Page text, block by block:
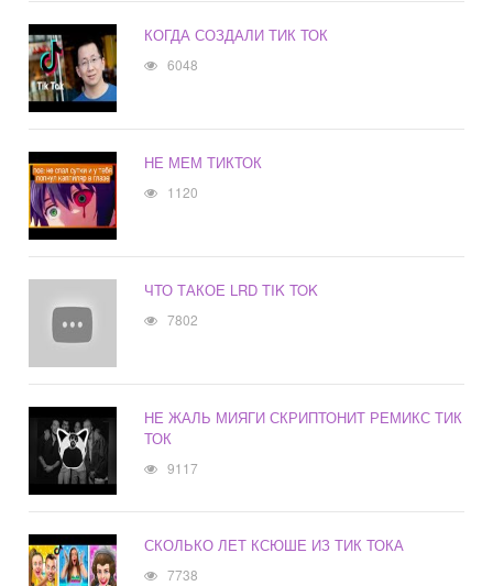
КОГДА СОЗДАЛИ ТИК ТОК
6048
НЕ МЕМ ТИКТОК
1120
ЧТО ТАКОЕ LRD TIK TOK
7802
НЕ ЖАЛЬ МИЯГИ СКРИПТОНИТ РЕМИКС ТИК
ТОК
9117
СКОЛЬКО ЛЕТ КСЮШЕ ИЗ ТИК ТОКА
7738